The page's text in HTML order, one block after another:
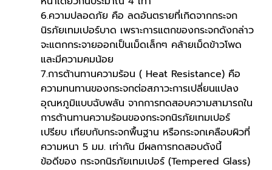
6.ความปลอดภัย คือ ลดอันตรายที่เกิดจากกระจก
นิรภัยเทมเปอร์บาด เพราะการแตกของกระจกดังกล่าว
จะแตกกระจายออกเป็นเม็ดเล็กๆ คล้ายเม็ดข้าวโพด
และมีความคมน้อย
7.การต้านทานความร้อน ( Heat Resistance) คือ
ความทนทานของกระจกต่อสภาวะการเปลี่ยนแปลง
อุณหภูมิแบบฉับพลัน จากการทดสอบความสามารถใน
การต้านทานความร้อนของกระจกนิรภัยเทมเปอร์
เปรียบ เทียบกับกระจกพื้นฐาน หรือกระจกเคลือบผิวที่
ความหนา 5 มม. เท่ากัน มีผลการทดสอบดังนี้
ข้อดีของ กระจกนิรภัยเทมเปอร์ (Tempered Glass)